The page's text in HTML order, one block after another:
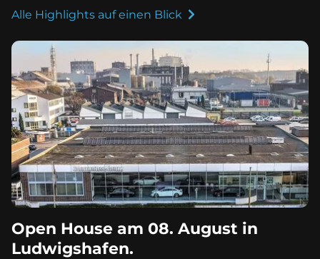
Alle Highlights auf einen Blick
Open House am 08. August in
Ludwigshafen.